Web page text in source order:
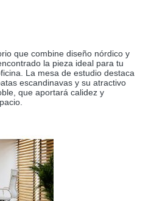
que combine diseño nórdico y
la pieza ideal para tu
La mesa de estudio destaca
escandinavas y su atractivo
que aportará calidez y